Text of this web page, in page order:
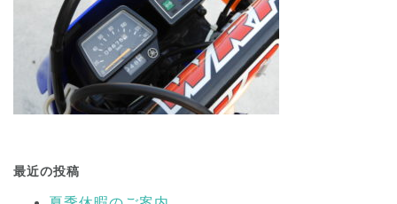
稿
ナ
最近の投稿